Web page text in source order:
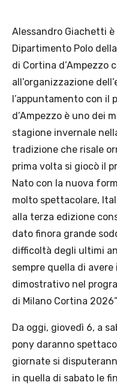
Alessandro Giachetti è
Dipartimento Polo
di Cortina d’Ampezzo
all’organizzazione
l’appuntamento con il
d’Ampezzo è uno dei
stagione invernale
tradizione che risale
prima volta si giocò il
Nato con la nuova
molto spettacolare,
alla terza edizione
dato finora grande
difficoltà degli ultimi
sempre quella di
dimostrativo nel
di Milano Cortina
Da oggi, giovedì 6, a
pony daranno
giornate si
in quella di sabato le